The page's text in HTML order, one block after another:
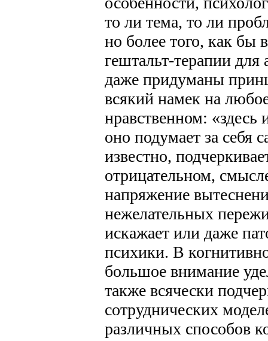
то ли тема, то ли
но более того, как бы
гештальт-терапии
даже придуманы
всякий намек на
нравственном:
оно подумает за себя
известно,
отрицательном,
напряжение
нежелательных
искажает или даже
психики. В
большое внимание
также всячески
сотруднических
различных способов